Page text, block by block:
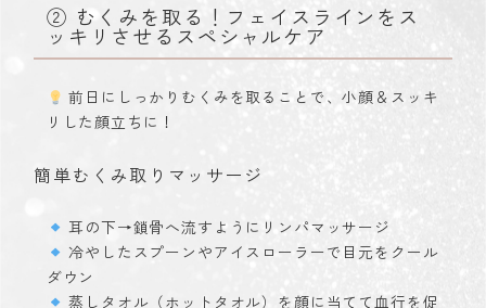
② むくみを取る！フェイスラインをス
ッキリさせるスペシャルケア
前日にしっかりむくみを取ることで、小顔＆スッキ
リした顔立ちに！
簡単むくみ取りマッサージ
耳の下→鎖骨へ流すようにリンパマッサージ
冷やしたスプーンやアイスローラーで目元をクール
ダウン
蒸しタオル（ホットタオル）を顔に当てて血行を促